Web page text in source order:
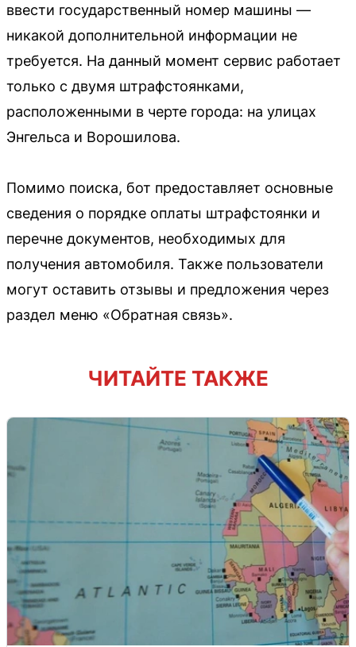
ввести государственный номер машины —
никакой дополнительной информации не
требуется. На данный момент сервис работает
только с двумя штрафстоянками,
расположенными в черте города: на улицах
Энгельса и Ворошилова.
Помимо поиска, бот предоставляет основные
сведения о порядке оплаты штрафстоянки и
перечне документов, необходимых для
получения автомобиля. Также пользователи
могут оставить отзывы и предложения через
раздел меню «Обратная связь».
ЧИТАЙТЕ ТАКЖЕ